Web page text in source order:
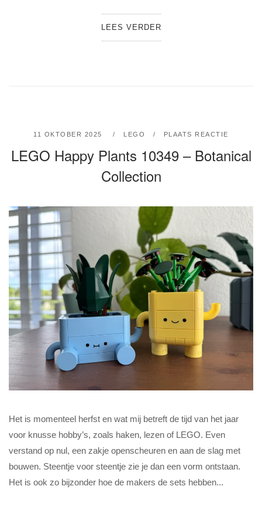
LEES VERDER
11 OKTOBER 2025 LEGO PLAATS REACTIE
LEGO Happy Plants 10349 – Botanical
Collection
Het is momenteel herfst en wat mij betreft de tijd van het jaar
voor knusse hobby’s, zoals haken, lezen of LEGO. Even
verstand op nul, een zakje openscheuren en aan de slag met
bouwen. Steentje voor steentje zie je dan een vorm ontstaan.
Het is ook zo bijzonder hoe de makers de sets hebben...